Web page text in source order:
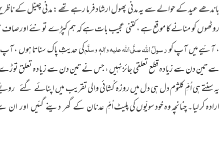
باندھے عید کے حوالے سے یہ مدنی پھول ارشاد فرما رہے تھے : مدنی چینل کے
روٹھوں کو منانے کا موقع ہے ، کتنی عجیب بات ہے کہ ہم کپڑے تو نئے اور صاف
، آئیے میں آپ کورسولُاللہصلَّی اللہ علیہ واٰلہٖ وسلَّمکی حدیثِ پاک سناتا ہوں ، آپ
سے تین دن سے زیادہ قطع تعلقی جائز نہیں ، جس نے تین دن سے زیادہ تعلق توڑے
یہ سنتے ہی اُمِّ کلثوم دل ہی دل میں روزہ کُشائی والی تقریب میںاپنائے گئے
ارادہ کر لیا۔ چنانچہ وہ خود سویّوں کی پلیٹاُمِّ عدنان کے گھر دینے گئیں اور